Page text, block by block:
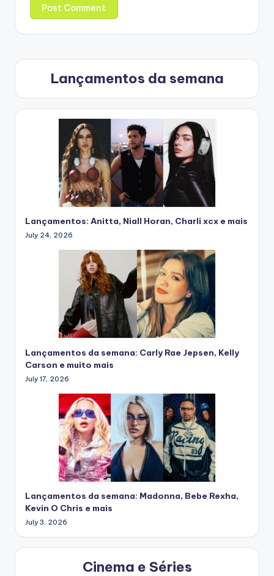
Lançamentos da semana
Lançamentos: Anitta, Niall Horan, Charli xcx e mais
July 24, 2026
Lançamentos da semana: Carly Rae Jepsen, Kelly
Carson e muito mais
July 17, 2026
Lançamentos da semana: Madonna, Bebe Rexha,
Kevin O Chris e mais
July 3, 2026
Cinema e Séries